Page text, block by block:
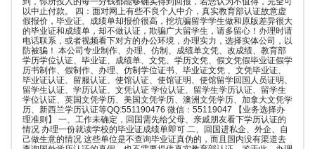
以中止付款。 四：面对网上有些不良个人中介，真实教育部认证故意虚
假报价，毕业证、成绩单却报价很高，挖坑骗留学学生做和原版差异很大
的毕业证和成绩单，却不做认证，欺骗广大留学生，请多留心！办理时请
电话联系，或者视频看下对方的办公环境，办理实力，选择实体公司，以
防被骗！ 本公司专业制作、办理、仿制、成绩单文凭、改成绩、教育部
学历学位认证、毕业证、成绩单、文凭、学历文凭、假文凭假毕业证假学
历书制作、假制作、办理、仿制学位证书、毕业证文凭 、文凭毕业证、
毕业证认证、留服认证、使馆认证、使馆证明、使馆留学回国人员证明、
留学生认证、学历认证、文凭认证 学位认证、留学生学历认证、留学生
学位认证、英国文凭学历、美国文凭学历、澳洲文凭学历、加拿大文凭学
历、新西兰学历认证等QQ:551190476 微信：55119047 【业务选择办
理准则】 一、工作未确定，回国需先给父母、亲戚朋友看下学历认证的
情况 办理一份就读学校的毕业证成绩单即可 二、回国进私企、外企、自
己做生意的情况 这些单位是不查询毕业证真伪的，而且国内没有渠道去